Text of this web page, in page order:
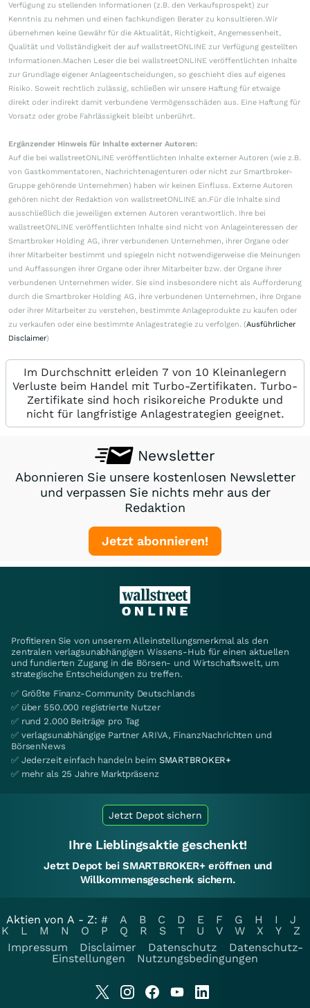
Verfügung zu stellenden Informationen (z.B. den Verkaufsprospekt) zur
Kenntnis zu nehmen und einen fachkundigen Berater zu konsultieren.Wir
übernehmen keine Gewähr für die Aktualität, Richtigkeit, Angemessenheit,
Qualität und Vollständigkeit der auf wallstreetONLINE zur Verfügung gestellten
Informationen.Machen Leser die bei wallstreetONLINE veröffentlichten Inhalte
zur Grundlage eigener Anlageentscheidungen, so geschieht dies auf eigenes
Risiko. Soweit rechtlich zulässig, schließen wir unsere Haftung für etwaige
direkt oder indirekt damit verbundene Vermögensschäden aus. Eine Haftung für
Vorsatz oder grobe Fahrlässigkeit bleibt unberührt.
Ergänzender Hinweis für Inhalte externer Autoren:
Auf die bei wallstreetONLINE veröffentlichten Inhalte externer Autoren (wie z.B.
von Gastkommentatoren, Nachrichtenagenturen oder nicht zur Smartbroker-
Gruppe gehörende Unternehmen) haben wir keinen Einfluss. Externe Autoren
gehören nicht der Redaktion von wallstreetONLINE an.Für die Inhalte sind
ausschließlich die jeweiligen externen Autoren verantwortlich. Ihre bei
wallstreetONLINE veröffentlichten Inhalte sind nicht von Anlageinteressen der
Smartbroker Holding AG, ihrer verbundenen Unternehmen, ihrer Organe oder
ihrer Mitarbeiter bestimmt und spiegeln nicht notwendigerweise die Meinungen
und Auffassungen ihrer Organe oder ihrer Mitarbeiter bzw. der Organe ihrer
verbundenen Unternehmen wider. Sie sind insbesondere nicht als Aufforderung
durch die Smartbroker Holding AG, ihre verbundenen Unternehmen, ihre Organe
oder ihrer Mitarbeiter zu verstehen, bestimmte Anlageprodukte zu kaufen oder
zu verkaufen oder eine bestimmte Anlagestrategie zu verfolgen. (Ausführlicher
Disclaimer)
Im Durchschnitt erleiden 7 von 10 Kleinanlegern
Verluste beim Handel mit Turbo-Zertifikaten. Turbo-
Zertifikate sind hoch risikoreiche Produkte und
nicht für langfristige Anlagestrategien geeignet.
Newsletter
Abonnieren Sie unsere kostenlosen Newsletter
und verpassen Sie nichts mehr aus der
Redaktion
Jetzt abonnieren!
Profitieren Sie von unserem Alleinstellungsmerkmal als den
zentralen verlagsunabhängigen Wissens-Hub für einen aktuellen
und fundierten Zugang in die Börsen- und Wirtschaftswelt, um
strategische Entscheidungen zu treffen.
✅ Größte Finanz-Community Deutschlands
✅ über 550.000 registrierte Nutzer
✅ rund 2.000 Beiträge pro Tag
✅ verlagsunabhängige Partner ARIVA, FinanzNachrichten und
BörsenNews
✅ Jederzeit einfach handeln beim SMARTBROKER+
✅ mehr als 25 Jahre Marktpräsenz
Jetzt Depot sichern
Ihre Lieblingsaktie geschenkt!
Jetzt Depot bei SMARTBROKER+ eröffnen und
Willkommensgeschenk sichern.
Aktien von A - Z: # A B C D E F G H I
J
K
L M N O P Q R S T U V W X Y
Z
Impressum
Disclaimer Datenschutz
Datenschutz-
Einstellungen
Nutzungsbedingungen